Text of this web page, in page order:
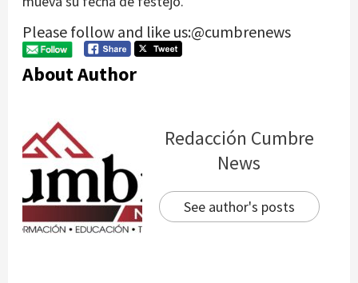
Please follow and like us:@cumbrenews
About Author
Redacción Cumbre
News
See author's posts